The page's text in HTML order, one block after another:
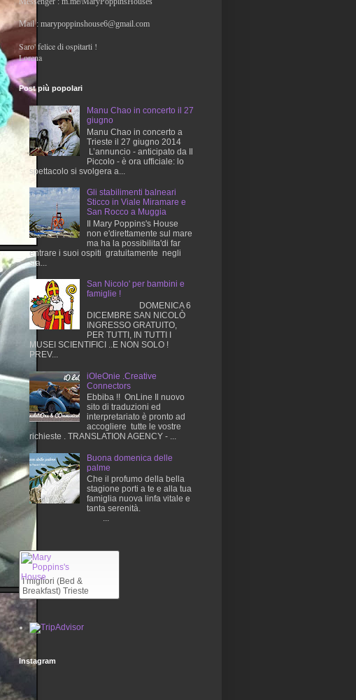
Mail : marypoppinshouse6@gmail.com
Saro' felice di ospitarti !
Lorena
Post più popolari
Manu Chao in concerto il 27
giugno
Manu Chao in concerto a
Trieste il 27 giugno 2014
L’annuncio - anticipato da Il
Piccolo - è ora ufficiale: lo
spettacolo si svolgera a...
Gli stabilimenti balneari
Sticco in Viale Miramare e
San Rocco a Muggia
Il Mary Poppins's House
non e'direttamente sul mare
ma ha la possibilita'di far
entrare i suoi ospiti gratuitamente negli
sta...
San Nicolo' per bambini e
famiglie !
DOMENICA 6
DICEMBRE SAN NICOLÒ
INGRESSO GRATUITO,
PER TUTTI, IN TUTTI I
MUSEI SCIENTIFICI ..E NON SOLO !
PREV...
iOleOnie .Creative
Connectors
Ebbiba !! OnLine Il nuovo
sito di traduzioni ed
interpretariato è pronto ad
accogliere tutte le vostre
richieste . TRANSLATION AGENCY - ...
Buona domenica delle
palme
Che il profumo della bella
stagione porti a te e alla tua
famiglia nuova linfa vitale e
tanta serenità.
...
I migliori (Bed &
Breakfast) Trieste
Instagram